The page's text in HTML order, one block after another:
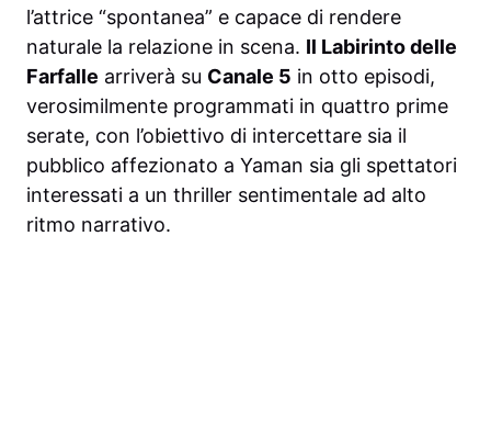
l’attrice “spontanea” e capace di rendere
naturale la relazione in scena. Il Labirinto delle
Farfalle arriverà su Canale 5 in otto episodi,
verosimilmente programmati in quattro prime
serate, con l’obiettivo di intercettare sia il
pubblico affezionato a Yaman sia gli spettatori
interessati a un thriller sentimentale ad alto
ritmo narrativo.